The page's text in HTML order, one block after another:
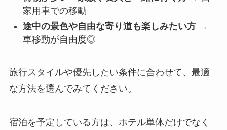
家用車での移動
途中の景色や自由な寄り道も楽しみたい方→
車移動が自由度◎
旅行スタイルや優先したい条件に合わせて、最適
な方法を選んでみてください。
宿泊を予定している方は、ホテル単体だけでなく